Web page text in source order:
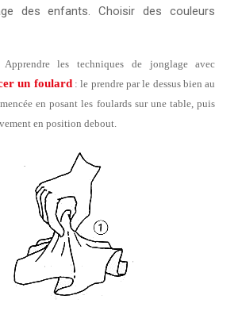
des enfants. Choisir des couleurs
les techniques de jonglage avec
un foulard : le prendre par le dessus bien au
en posant les foulards sur une table, puis
en position debout.